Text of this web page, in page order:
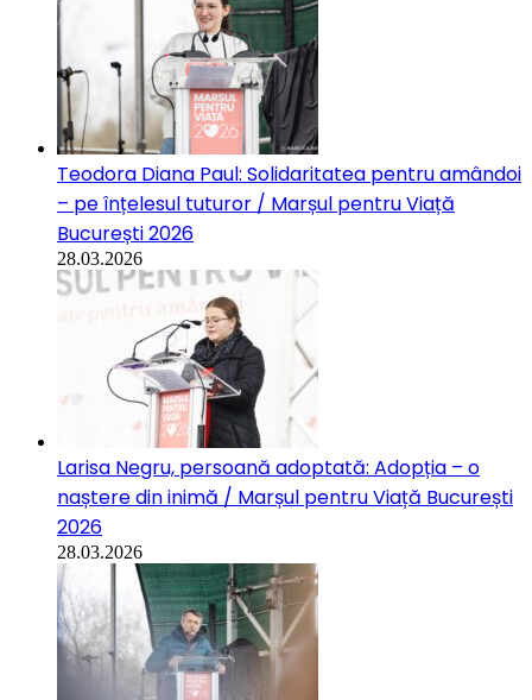
Teodora Diana Paul: Solidaritatea pentru amândoi
– pe înțelesul tuturor / Marșul pentru Viață
București 2026
28.03.2026
Larisa Negru, persoană adoptată: Adopția – o
naștere din inimă / Marșul pentru Viață București
2026
28.03.2026